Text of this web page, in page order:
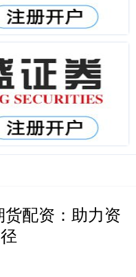
配资：助力资